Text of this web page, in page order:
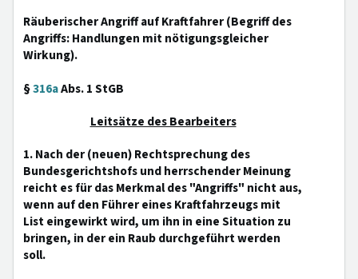
Räuberischer Angriff auf Kraftfahrer (Begriff des
Angriffs: Handlungen mit nötigungsgleicher
Wirkung).
§316aAbs. 1 StGB
Leitsätze des Bearbeiters
1. Nach der (neuen) Rechtsprechung des
Bundesgerichtshofs und herrschender Meinung
reicht es für das Merkmal des "Angriffs" nicht aus,
wenn auf den Führer eines Kraftfahrzeugs mit
List eingewirkt wird, um ihn in eine Situation zu
bringen, in der ein Raub durchgeführt werden
soll.